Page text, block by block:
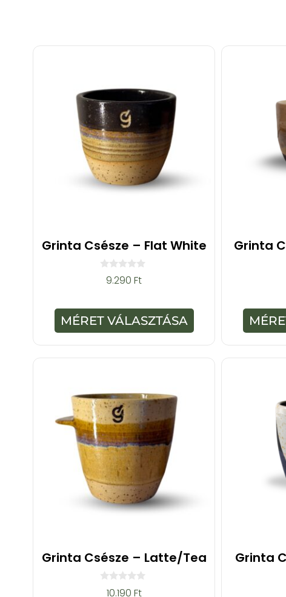
Grinta Csésze – Flat White
-
b
ő
l
9.290Ft
MÉRET VÁLASZTÁSA
Grinta
Grinta Csésze – Latte/Tea
10.190 Ft
Grinta